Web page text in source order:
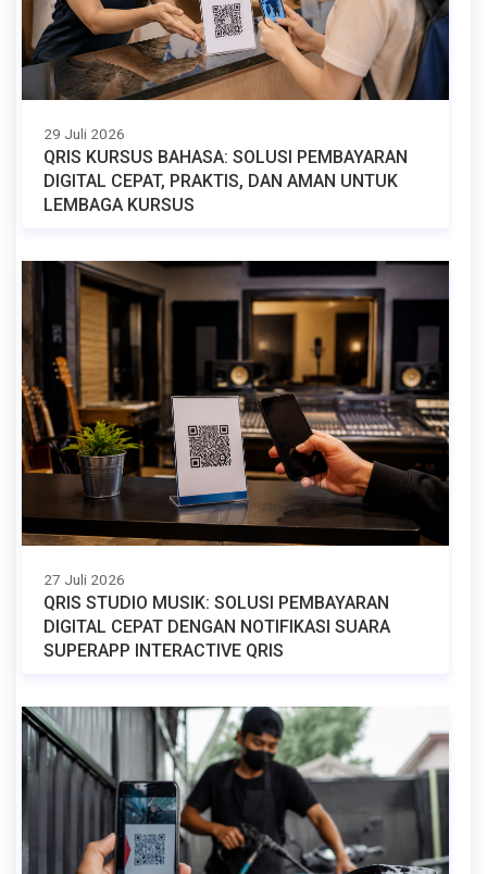
29 Juli 2026
QRIS KURSUS BAHASA: SOLUSI PEMBAYARAN
DIGITAL CEPAT, PRAKTIS, DAN AMAN UNTUK
LEMBAGA KURSUS
27 Juli 2026
QRIS STUDIO MUSIK: SOLUSI PEMBAYARAN
DIGITAL CEPAT DENGAN NOTIFIKASI SUARA
SUPERAPP INTERACTIVE QRIS